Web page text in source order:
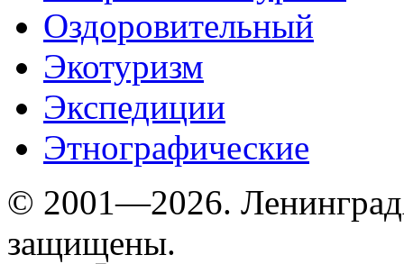
Оздоровительный
Экотуризм
Экспедиции
Этнографические
© 2001—2026.
защищены.